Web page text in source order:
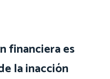
financiera es
la inacción